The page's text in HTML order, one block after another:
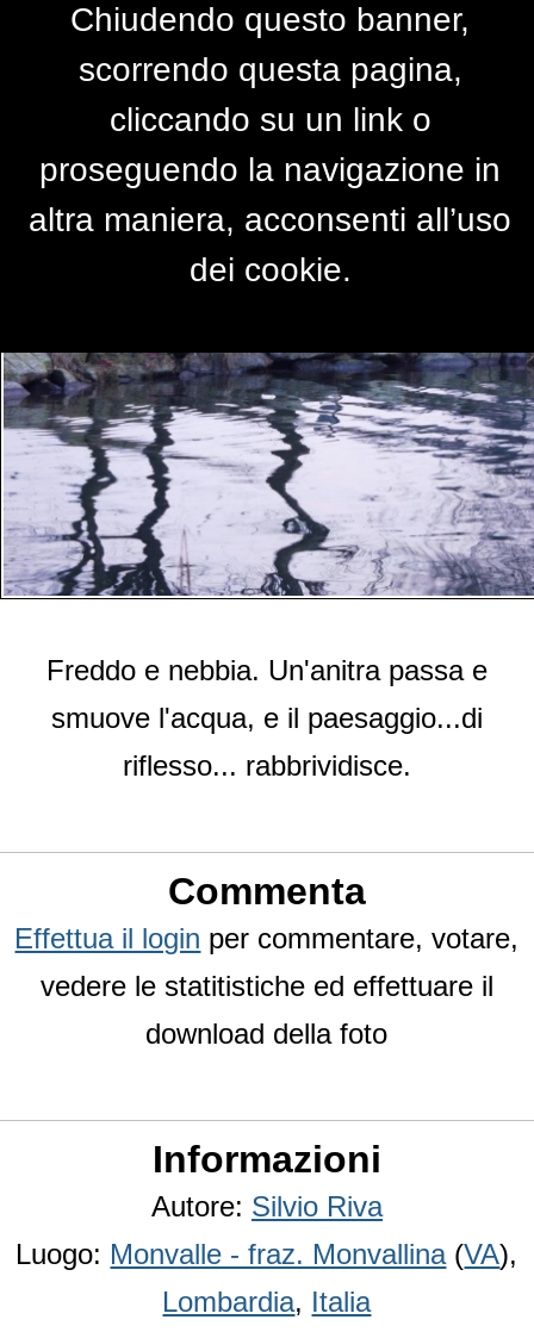
Brividi...
dirisi
Freddo e nebbia. Un'anitra passa e
smuove l'acqua, e il paesaggio...di
riflesso... rabbrividisce.
Commenta
Effettua il login per commentare, votare,
vedere le statitistiche ed effettuare il
download della foto
Informazioni
Autore: Silvio Riva
Luogo: Monvalle - fraz. Monvallina(VA),
Lombardia, Italia
Chiudendo questo banner,
scorrendo questa pagina,
cliccando su un link o
proseguendo la navigazione in
altra maniera, acconsenti all’uso
dei cookie.